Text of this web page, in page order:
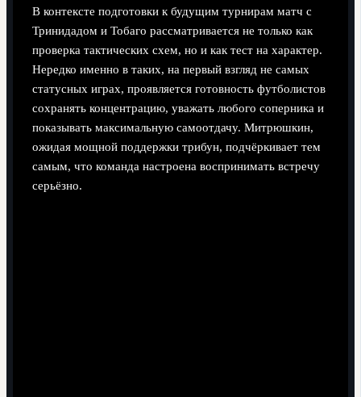
В контексте подготовки к будущим турнирам матч с
Тринидадом и Тобаго рассматривается не только как
проверка тактических схем, но и как тест на характер.
Нередко именно в таких, на первый взгляд не самых
статусных играх, проявляется готовность футболистов
сохранять концентрацию, уважать любого соперника и
показывать максимальную самоотдачу. Митрюшкин,
ожидая мощной поддержки трибун, подчёркивает тем
самым, что команда настроена воспринимать встречу
серьёзно.